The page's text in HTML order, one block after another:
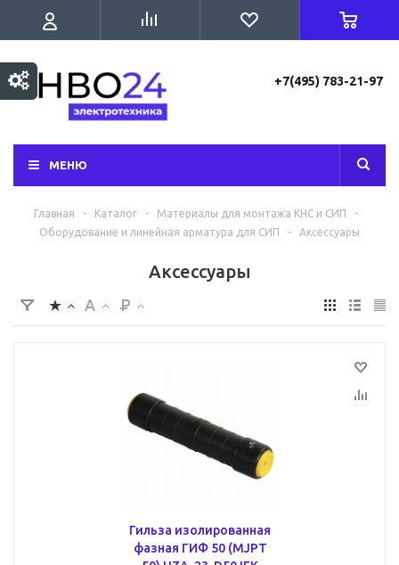
+7(495) 783-21-97
МЕНЮ
Главная - Каталог - Материалы для монтажа КНС и СИП
-
Оборудование и линейная арматура для СИП
- Аксессуары
Аксессуары
Гильза изолированная
фазная ГИФ 50 (MJPT